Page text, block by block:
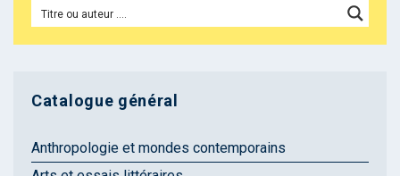
Catalogue général
Anthropologie et mondes contemporains